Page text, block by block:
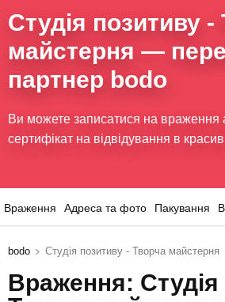
Студія позитиву -
майстерня —
партнер bodo
Ви можете записатися на враження
сертифікат на відвідування в
Враження Адреса та фото Пакування
bodo Студія позитиву - Творча майстерня
Враження: Студія